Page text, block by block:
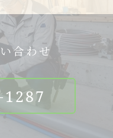
合わせ